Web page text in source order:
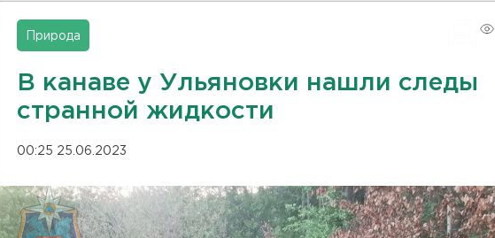
Природа
В канаве у Ульяновки нашли следы
странной жидкости
00:25 25.06.2023